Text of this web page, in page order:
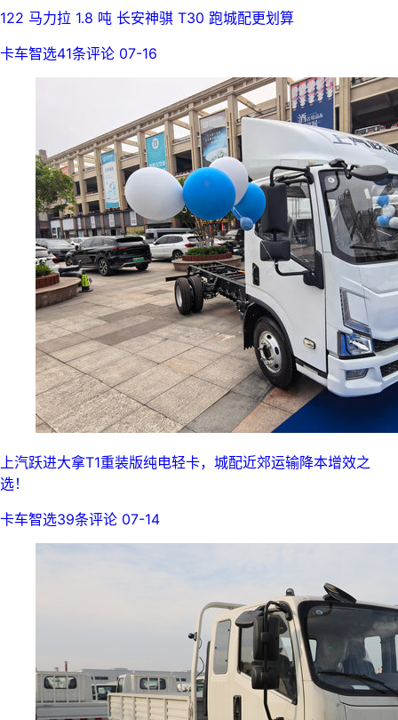
122 马力拉 1.8 吨 长安神骐 T30 跑城配更划算
卡车智选41条评论 07-16
上汽跃进大拿T1重装版纯电轻卡，城配近郊运输降本增效之
选！
卡车智选39条评论 07-14